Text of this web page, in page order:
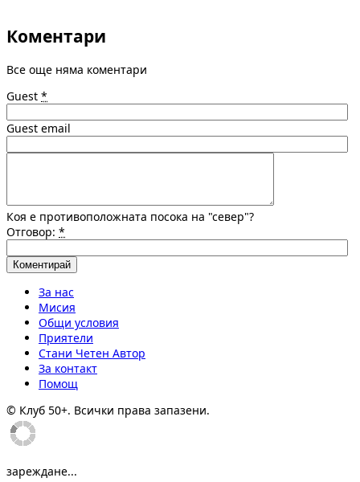
Коментари
Все още няма коментари
Guest *
Guest email
Коя е противоположната посока на "север"?
Отговор: *
За нас
Мисия
Общи условия
Приятели
Стани Четен Автор
За контакт
Помощ
© Клуб 50+. Всички права запазени.
зареждане...